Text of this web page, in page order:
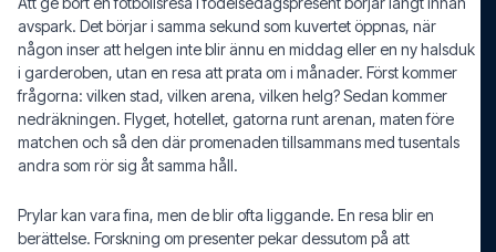
avspark. Det börjar i samma sekund som kuvertet öppnas, när
någon inser att helgen inte blir ännu en middag eller en ny halsduk
i garderoben, utan en resa att prata om i månader. Först kommer
frågorna: vilken stad, vilken arena, vilken helg? Sedan kommer
nedräkningen. Flyget, hotellet, gatorna runt arenan, maten före
matchen och så den där promenaden tillsammans med tusentals
andra som rör sig åt samma håll.
Prylar kan vara fina, men de blir ofta liggande. En resa blir en
berättelse. Forskning om presenter pekar dessutom på att